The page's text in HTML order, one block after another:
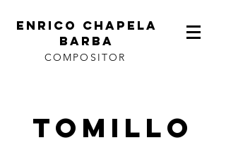
ENRICO CHAPELA
BARBA
COMPOSITOR
Tomillo